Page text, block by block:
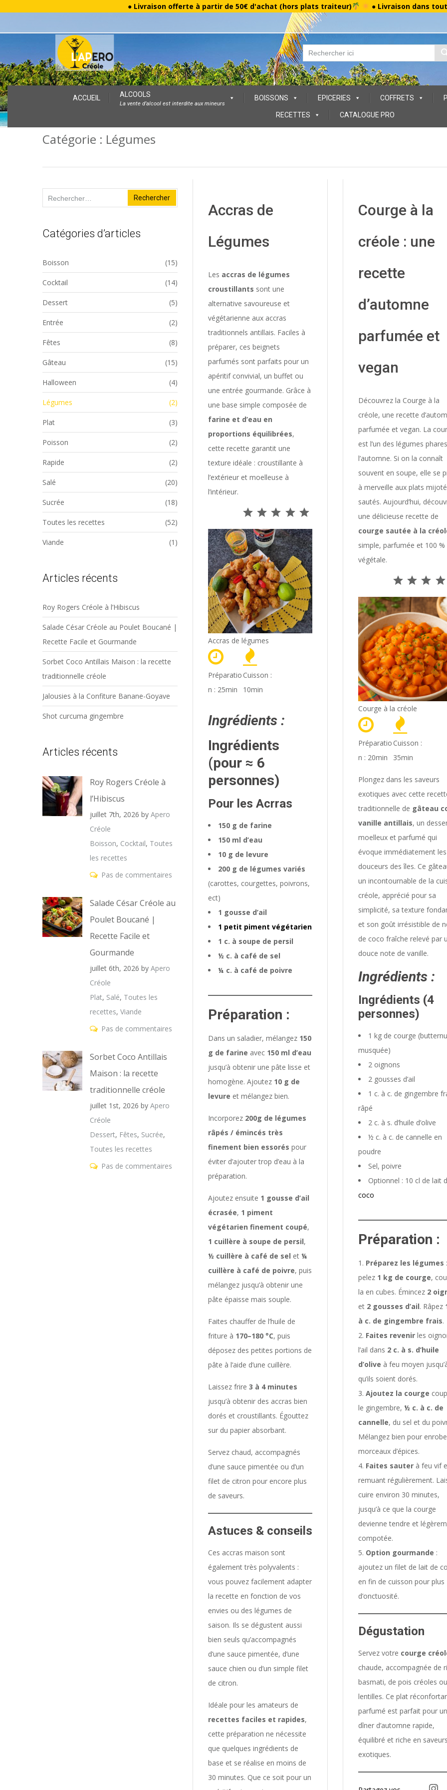
● Livraison offerte à partir de 50€ d'achat (hors plats traiteur) ● Livraison dans
Skip
to
content
ACCUEIL ALCOOLS
La vente d’alcool est interdite aux mineurs
BOISSONS EPICERIES COFFRETS
RECETTES CATALOGUE PRO
Catégorie : Légumes
Accras de
Légumes
Les accras de légumes
croustillants sont une
alternative savoureuse et
végétarienne aux accras
traditionnels antillais. Faciles à
préparer, ces beignets
parfumés sont parfaits pour un
apéritif convivial, un buffet ou
une entrée gourmande. Grâce à
une base simple composée de
farine et d’eau en
proportions équilibrées,
cette recette garantit une
texture idéale : croustillante à
l’extérieur et moelleuse à
l’intérieur.
Accras de légumes
Préparatio
n : 25min
Cuisson :
10min
Ingrédients :
Ingrédients
(pour ≈ 6
personnes)
Pour les Acrras
150 g de farine
150 ml d’eau
10 g de levure
200 g de légumes variés
(carottes, courgettes, poivrons,
ect)
1 gousse d’ail
1 petit piment végétarien
1 c. à soupe de persil
½ c. à café de sel
¼ c. à café de poivre
Préparation :
Dans un saladier, mélangez 150
g de farine avec 150 ml d’eau
jusqu’à obtenir une pâte lisse et
homogène. Ajoutez 10 g de
levure et mélangez bien.
Incorporez 200g de légumes
râpés / émincés très
finement bien essorés pour
éviter d’ajouter trop d’eau à la
préparation.
Ajoutez ensuite 1 gousse d’ail
écrasée, 1 piment
végétarien finement coupé,
1 cuillère à soupe de persil,
½ cuillère à café de sel et ¼
cuillère à café de poivre, puis
mélangez jusqu’à obtenir une
pâte épaisse mais souple.
Faites chauffer de l’huile de
friture à 170–180 °C, puis
déposez des petites portions de
pâte à l’aide d’une cuillère.
Laissez frire 3 à 4 minutes
jusqu’à obtenir des accras bien
dorés et croustillants. Égouttez
sur du papier absorbant.
Servez chaud, accompagnés
d’une sauce pimentée ou d’un
filet de citron pour encore plus
de saveurs.
Astuces & conseils
Ces accras maison sont
également très polyvalents :
vous pouvez facilement adapter
la recette en fonction de vos
envies ou des légumes de
saison. Ils se dégustent aussi
bien seuls qu’accompagnés
d’une sauce pimentée, d’une
sauce chien ou d’un simple filet
de citron.
Idéale pour les amateurs de
recettes faciles et rapides,
cette préparation ne nécessite
que quelques ingrédients de
base et se réalise en moins de
30 minutes. Que ce soit pour un
Courge à la
créole : une
recette
d’automne
parfumée et
vegan
Découvrez la Courge à la
créole, une recette
parfumée et vegan. La
est l’un des légumes
l’automne. Si on la connaît
souvent en soupe, elle se
à merveille aux plats
sautés. Aujourd’hui,
une délicieuse recette de
courge sautée à la
simple, parfumée et 100 %
végétale.
Courge à la créole
Préparatio
n : 20min
Cuisson :
35min
Plongez dans les saveurs
exotiques avec cette
traditionnelle de gâteau
vanille antillais, un
moelleux et parfumé qui
évoque immédiatement les
douceurs des îles. Ce
un incontournable de la
créole, apprécié pour sa
simplicité, sa texture
et son goût irrésistible de
de coco fraîche relevé par
douce note de vanille.
Ingrédients :
Ingrédients (4
personnes)
1 kg de courge
musquée)
2 oignons
2 gousses d’ail
1 c. à c. de gingembre
râpé
2 c. à s. d’huile d’olive
½ c. à c. de cannelle en
poudre
Sel, poivre
Optionnel : 10 cl de lait
coco
Préparation :
Préparez les légumes :
pelez 1 kg de courge,
la en cubes. Émincez 2
et 2 gousses d’ail. Râpez
à c. de gingembre frais.
Faites revenirles
l’ail dans 2 c. à s. d’huile
d’olive à feu moyen
qu’ils soient dorés.
Ajoutez la courge
le gingembre, ½ c. à c. de
cannelle, du sel et du
Mélangez bien pour
morceaux d’épices.
Faites sauterà feu vif
remuant régulièrement.
cuire environ 30 minutes,
jusqu’à ce que la courge
devienne tendre et
compotée.
Option gourmande :
ajoutez un filet de lait de
en fin de cuisson pour plus
d’onctuosité.
Dégustation
Servez votre courge
chaude, accompagnée de
basmati, de pois créoles
lentilles. Ce plat
parfumé est parfait pour un
dîner d’automne rapide,
équilibré et riche en saveurs
exotiques.
Rechercher :
Catégories d’articles
Boisson (15)
Cocktail (14)
Dessert (5)
Entrée (2)
Fêtes (8)
Gâteau (15)
Halloween (4)
Légumes (2)
Plat (3)
Poisson (2)
Rapide (2)
Salé (20)
Sucrée (18)
Toutes les recettes (52)
Viande (1)
Articles récents
Roy Rogers Créole à l’Hibiscus
Salade César Créole au Poulet Boucané |
Recette Facile et Gourmande
Sorbet Coco Antillais Maison : la recette
traditionnelle créole
Jalousies à la Confiture Banane-Goyave
Shot curcuma gingembre
Articles récents
Roy Rogers Créole à
l’Hibiscus
juillet 7th, 2026 by Apero
Créole
Boisson, Cocktail, Toutes
les recettes
Pas de commentaires
Salade César Créole au
Poulet Boucané |
Recette Facile et
Gourmande
juillet 6th, 2026 by Apero
Créole
Plat, Salé, Toutes les
recettes, Viande
Pas de commentaires
Sorbet Coco Antillais
Maison : la recette
traditionnelle créole
juillet 1st, 2026 by Apero
Créole
Dessert, Fêtes, Sucrée,
Toutes les recettes
Pas de commentaires